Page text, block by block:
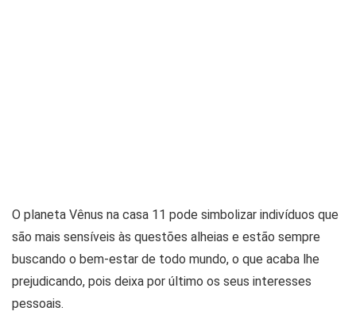
O planeta Vênus na casa 11 pode simbolizar indivíduos que
são mais sensíveis às questões alheias e estão sempre
buscando o bem-estar de todo mundo, o que acaba lhe
prejudicando, pois deixa por último os seus interesses
pessoais.